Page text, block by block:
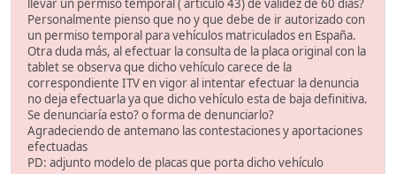
llevar un permiso temporal ( articulo 43) de validez de 60 dias?
Personalmente pienso que no y que debe de ir autorizado con
un permiso temporal para vehículos matriculados en España.
Otra duda más, al efectuar la consulta de la placa original con la
tablet se observa que dicho vehículo carece de la
correspondiente ITV en vigor al intentar efectuar la denuncia
no deja efectuarla ya que dicho vehículo esta de baja definitiva.
Se denunciaría esto? o forma de denunciarlo?
Agradeciendo de antemano las contestaciones y aportaciones
efectuadas
PD: adjunto modelo de placas que porta dicho vehículo